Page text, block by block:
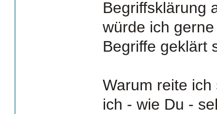
Begriffsklärung
würde ich
Begriffe geklärt
Warum reite
ich - wie Du -